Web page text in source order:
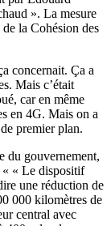
». La mesure
la Cohésion des
concernait. Ça a
Mais c’était
car en même
en 4G. Mais on a
premier plan.
du gouvernement,
« « Le dispositif
une réduction de
000 kilomètres de
central avec